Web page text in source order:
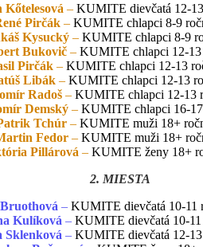
Kőtelesová – KUMITE dievčatá 12-
Pirčák – KUMITE chlapci 8-9
Kysucký – KUMITE chlapci 8-9
Bukovič– KUMITE chlapci 12-
Pirčák – KUMITE chlapci 12-13
Libák – KUMITE chlapci 12-13
Radoš – KUMITE chlapci 12-13
Demský – KUMITE chlapci 16-
Tchúr– KUMITE muži 18+
Fedor– KUMITE muži 18+
Pillárová – KUMITE ženy 18+
2. MIESTA
– KUMITE dievčatá 10-11
Kulíková – KUMITE dievčatá 10-
Sklenková – KUMITE dievčatá 12-